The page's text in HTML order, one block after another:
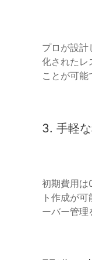
プロが設計
化されたレ
ことが可能
3. 手軽
初期費用は
ト作成が
ーバー管理